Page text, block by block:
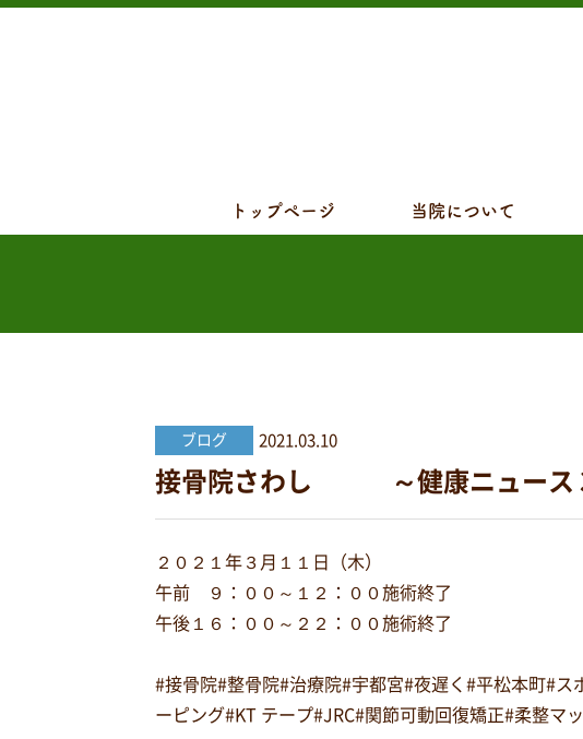
トップページ 当院について
ブログ 2021.03.10
接骨院さわし ～健康ニュース
２０２１年３月１１日（木）
午前 ９：００～１２：００施術終了
午後１６：００～２２：００施術終了
#接骨院#整骨院#治療院#宇都宮#夜遅く#平松本町#
ーピング#KT テープ#JRC#関節可動回復矯正#柔整マ